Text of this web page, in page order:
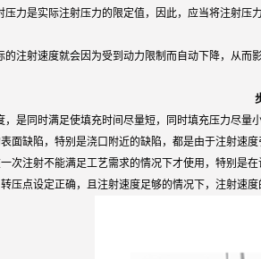
压力是实际注射压力的限定值，因此，应当将注射
的注射速度就会因为受到动力限制而自动下降，从而
，是同时满足使填充时间尽量短，同时填充压力尽量
表面缺陷，特别是浇口附近的缺陷，都是由于注射速度
一次注射不能满足工艺需求的情况下才使用，特别是在
转压点设定正确，且注射速度足够的情况下，注射速